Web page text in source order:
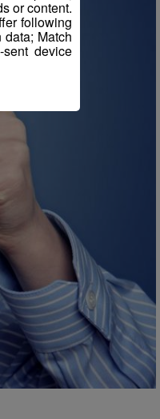
or content.
following
Match
device